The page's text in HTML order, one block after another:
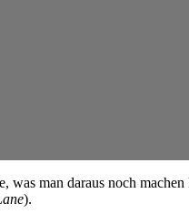
was man daraus noch
).